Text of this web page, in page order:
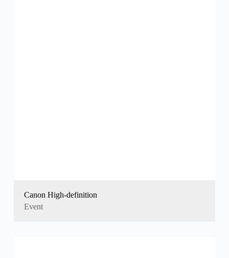
Canon High-definition
Event